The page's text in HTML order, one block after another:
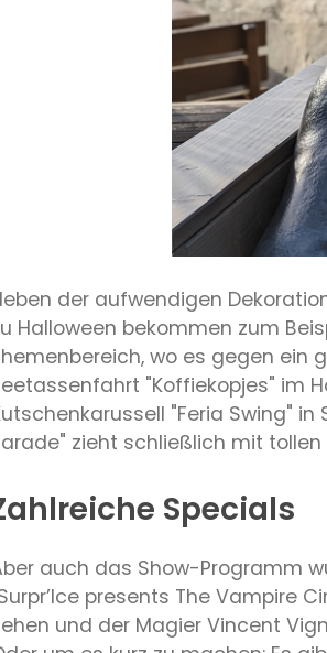
der aufwendigen
Halloween bekommen zum
wo es gegen ein
"Koffiekopjes" im
"Feria Swing"
zieht schließlich mit
Specials
auch das Show-Programm
presents The Vampire
und der Magier Vincent